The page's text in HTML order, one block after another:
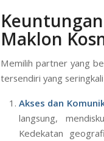
Maklon
Memilih partner yang
tersendiri yang
Akses dan
langsung,
Kedekatan